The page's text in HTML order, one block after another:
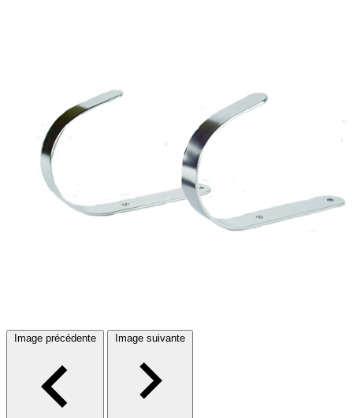
Image précédente Image suivante